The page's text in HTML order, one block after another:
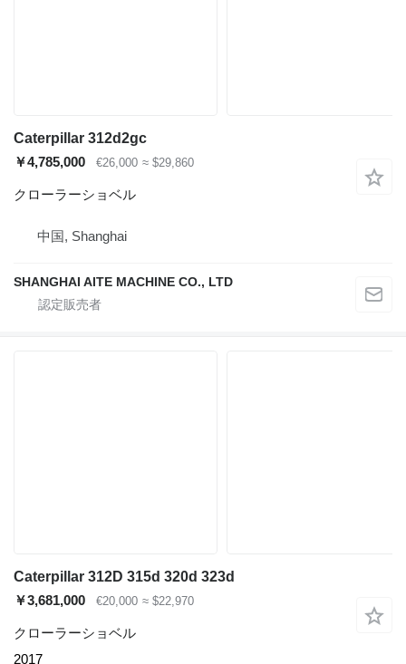
Caterpillar 312d2gc
￥4,785,000
€26,000 ≈ $29,860
クローラーショベル
中国, Shanghai
SHANGHAI AITE MACHINE CO., LTD
Caterpillar 312D 315d 320d 323d
￥3,681,000
€20,000 ≈ $22,970
クローラーショベル
2017